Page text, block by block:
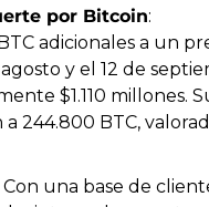
por Bitcoin:
adicionales a un
y el 12 de
$1.110 millones.
244.800 BTC,
Con una base de